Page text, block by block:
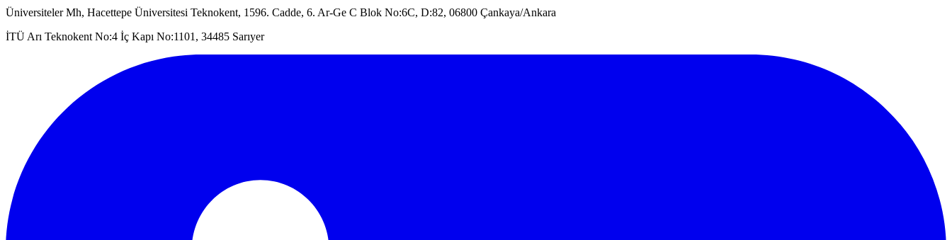
Üniversiteler Mh, Hacettepe Üniversitesi Teknokent, 1596. Cadde, 6. Ar-Ge C Blok No:6C, D:82, 06800 Çankaya/Ankara
İTÜ Arı Teknokent No:4 İç Kapı No:1101, 34485 Sarıyer